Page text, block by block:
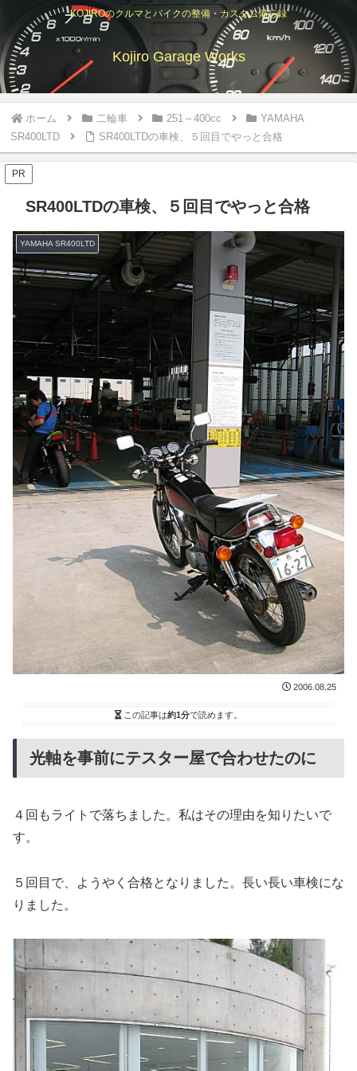
KOJIROのクルマとバイクの整備・カスタム備忘録
Kojiro Garage Works
ホーム 二輪車 251～400cc
YAMAHA
SR400LTD
SR400LTDの車検、５回目でやっと合格
PR
SR400LTDの車検、５回目でやっと合格
YAMAHA SR400LTD
2006.08.25
この記事は約1分で読めます。
光軸を事前にテスター屋で合わせたのに
４回もライトで落ちました。私はその理由を知りたいで
す。
５回目で、ようやく合格となりました。長い長い車検にな
りました。